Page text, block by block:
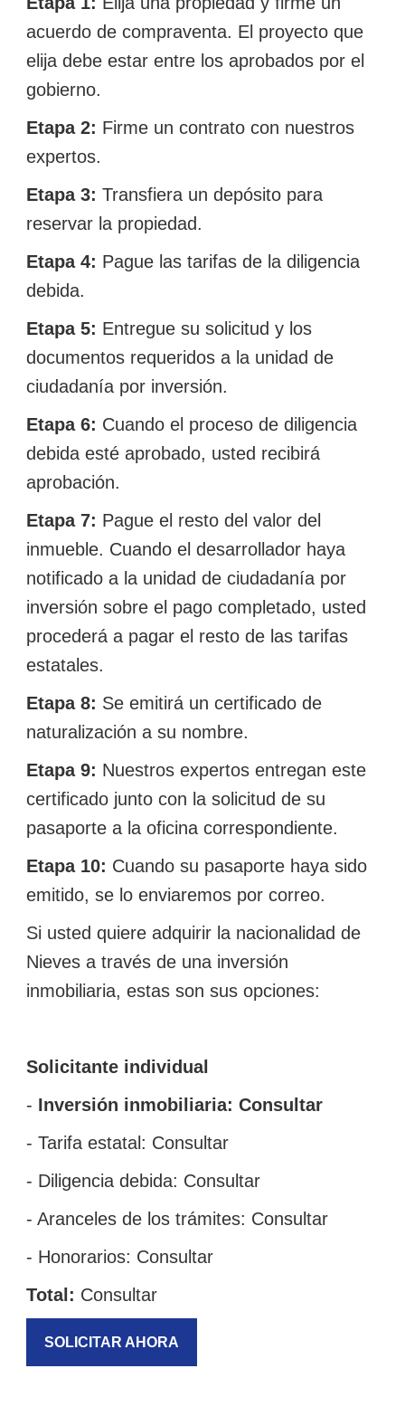
acuerdo de compraventa. El proyecto que
elija debe estar entre los aprobados por el
gobierno.
Etapa 2: Firme un contrato con nuestros
expertos.
Etapa 3: Transfiera un depósito para
reservar la propiedad.
Etapa 4: Pague las tarifas de la diligencia
debida.
Etapa 5: Entregue su solicitud y los
documentos requeridos a la unidad de
ciudadanía por inversión.
Etapa 6: Cuando el proceso de diligencia
debida esté aprobado, usted recibirá
aprobación.
Etapa 7: Pague el resto del valor del
inmueble. Cuando el desarrollador haya
notificado a la unidad de ciudadanía por
inversión sobre el pago completado, usted
procederá a pagar el resto de las tarifas
estatales.
Etapa 8: Se emitirá un certificado de
naturalización a su nombre.
Etapa 9: Nuestros expertos entregan este
certificado junto con la solicitud de su
pasaporte a la oficina correspondiente.
Etapa 10: Cuando su pasaporte haya sido
emitido, se lo enviaremos por correo.
Si usted quiere adquirir la nacionalidad de
Nieves a través de una inversión
inmobiliaria, estas son sus opciones:
Solicitante individual
- Inversión inmobiliaria: Consultar
- Tarifa estatal: Consultar
- Diligencia debida: Consultar
- Aranceles de los trámites: Consultar
- Honorarios: Consultar
Total: Consultar
SOLICITAR AHORA